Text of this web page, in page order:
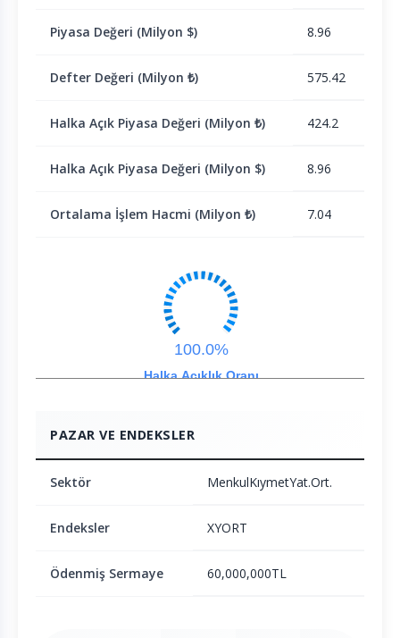
Piyasa Değeri (Milyon $) 8.96
Defter Değeri (Milyon ₺) 575.42
Halka Açık Piyasa Değeri (Milyon ₺) 424.2
Halka Açık Piyasa Değeri (Milyon $) 8.96
Ortalama İşlem Hacmi (Milyon ₺) 7.04
Halka Açıklık Oranı
100.0%
PAZAR VE ENDEKSLER
Sektör MenkulKıymetYat.Ort.
Endeksler XYORT
Ödenmiş Sermaye 60,000,000TL